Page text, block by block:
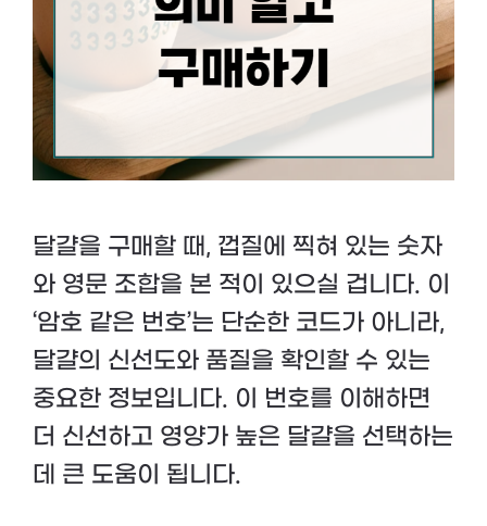
달걀을 구매할 때, 껍질에 찍혀 있는 숫자
와 영문 조합을 본 적이 있으실 겁니다. 이
‘암호 같은 번호’는 단순한 코드가 아니라,
달걀의 신선도와 품질을 확인할 수 있는
중요한 정보입니다. 이 번호를 이해하면
더 신선하고 영양가 높은 달걀을 선택하는
데 큰 도움이 됩니다.